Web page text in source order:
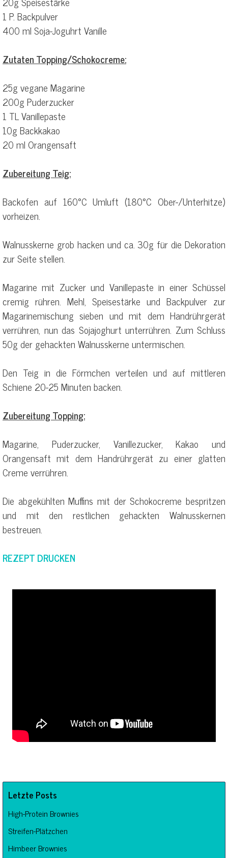
1 P. Backpulver
400 ml Soja-Joguhrt Vanille
Zutaten Topping/Schokocreme:
25g vegane Magarine
200g Puderzucker
1 TL Vanillepaste
10g Backkakao
20 ml Orangensaft
Zubereitung Teig:
Backofen auf 160°C Umluft (180°C Ober-/Unterhitze)
vorheizen.
Walnusskerne grob hacken und ca. 30g für die Dekoration
zur Seite stellen.
Magarine mit Zucker und Vanillepaste in einer Schüssel
cremig rühren. Mehl, Speisestärke und Backpulver zur
Magarinemischung sieben und mit dem Handrührgerät
verrühren, nun das Sojajoghurt unterrühren. Zum Schluss
50g der gehackten Walnusskerne untermischen.
Den Teig in die Förmchen verteilen und auf mittleren
Schiene 20-25 Minuten backen.
Zubereitung Topping:
Magarine, Puderzucker, Vanillezucker, Kakao und
Orangensaft mit dem Handrührgerät zu einer glatten
Creme verrühren.
Die abgekühlten Muffins mit der Schokocreme bespritzen
und mit den restlichen gehackten Walnusskernen
bestreuen.
REZEPT DRUCKEN
Letzte Posts
High-Protein Brownies
Streifen-Plätzchen
Himbeer Brownies